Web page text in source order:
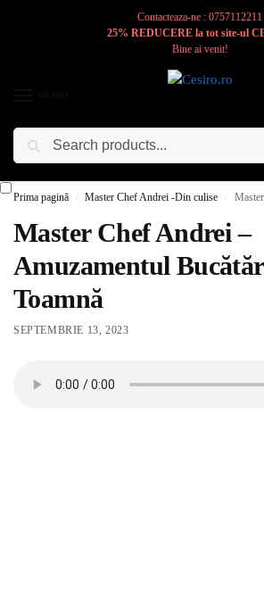
Contacteaza-ne : 0757112211
25% REDUCERE la tot site-ul
Bine ai venit!
Cesiro
Prima pagină / Master Chef Andrei -Din culise / Master
Master Chef Andrei –
Amuzamentul
Toamnă
SEPTEMBRIE 13, 2023